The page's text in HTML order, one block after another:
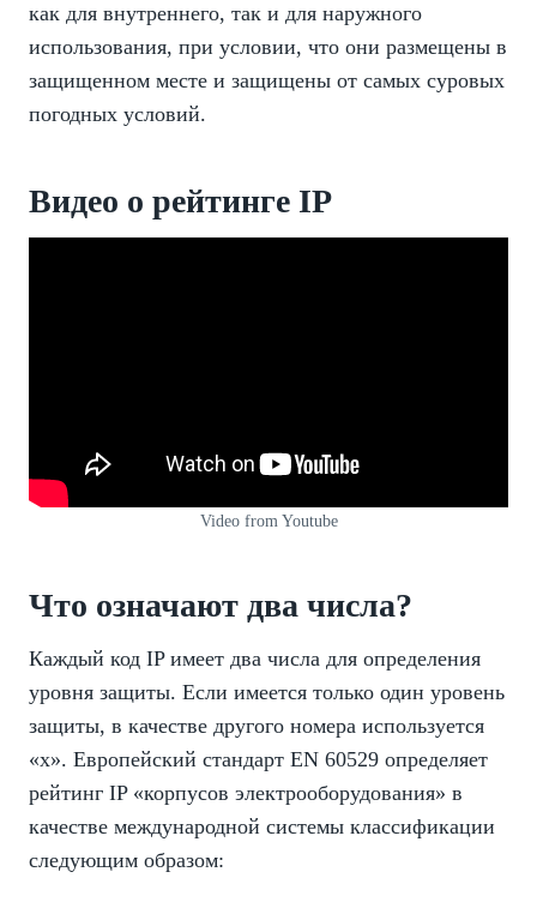
как для внутреннего, так и для наружного
использования, при условии, что они размещены в
защищенном месте и защищены от самых суровых
погодных условий.
Видео о рейтинге IP
Video from Youtube
Что означают два числа?
Каждый код IP имеет два числа для определения
уровня защиты. Если имеется только один уровень
защиты, в качестве другого номера используется
«x». Европейский стандарт EN 60529 определяет
рейтинг IP «корпусов электрооборудования» в
качестве международной системы классификации
следующим образом: